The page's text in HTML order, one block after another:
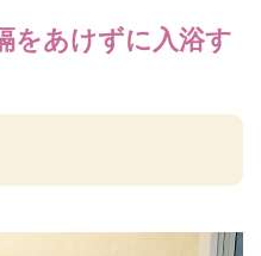
をあけずに入浴す